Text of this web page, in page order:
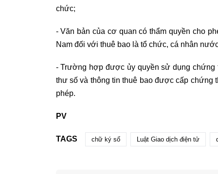
chức;
- Văn bản của cơ quan có thẩm quyền cho
Nam đối với thuê bao là tổ chức, cá nhân
- Trường hợp được ủy quyền sử dụng
thư số và thông tin thuê bao được cấp chứng
phép.
PV
TAGS chữ ký số Luật Giao dịch điện tử